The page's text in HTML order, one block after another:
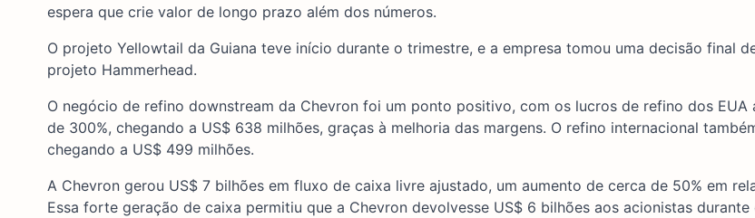
espera que crie valor de longo prazo além dos números.
O projeto Yellowtail da Guiana teve início durante o trimestre, e a empresa tomou uma decisão final
projeto Hammerhead.
O negócio de refino downstream da Chevron foi um ponto positivo, com os lucros de refino dos EUA
de 300%, chegando a US$ 638 milhões, graças à melhoria das margens. O refino internacional
chegando a US$ 499 milhões.
A Chevron gerou US$ 7 bilhões em fluxo de caixa livre ajustado, um aumento de cerca de 50% em
Essa forte geração de caixa permitiu que a Chevron devolvesse US$ 6 bilhões aos acionistas